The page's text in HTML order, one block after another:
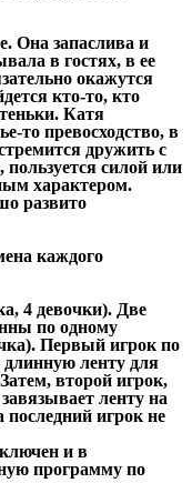
Она запаслива и
в гостях, в ее
окажутся
кто-то, кто
Катя
то превосходство, в
дружить с
силой или
характером.
развито
каждого
4 девочки). Две
по одному
Первый игрок по
длинную ленту для
второй игрок,
ленту на
последний игрок не
и в
программу по